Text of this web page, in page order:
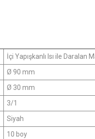
İçi Yapışkanlı Isı ile Daralan
Ø 90 mm
Ø 30 mm
3/1
Siyah
10 boy